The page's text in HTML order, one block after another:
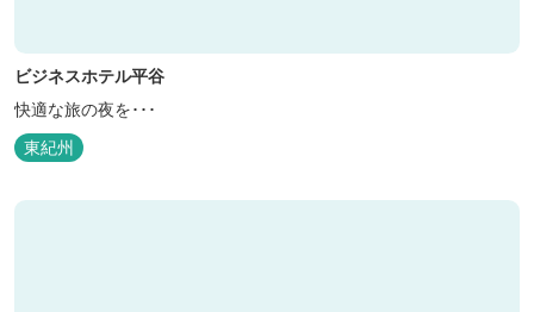
ビジネスホテル平谷
快適な旅の夜を･･･
東紀州